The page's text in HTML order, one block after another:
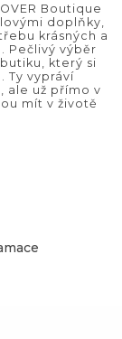
Boutique
doplňky,
krásných a
Pečlivý výběr
který si
Ty vypráví
ale už přímo v
mít v životě